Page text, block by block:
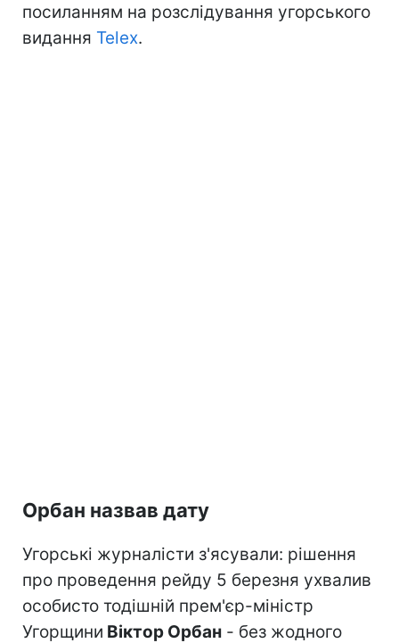
посиланням на розслідування угорського
видання Telex.
Орбан назвав дату
Угорські журналісти з'ясували: рішення
про проведення рейду 5 березня ухвалив
особисто тодішній прем'єр-міністр
Угорщини Віктор Орбан - без жодного